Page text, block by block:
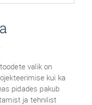
valik on
kui ka
pidades pakub
ja tehnilist